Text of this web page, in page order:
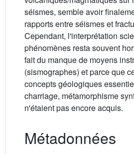
séismes, semble avoir
rapports entre séismes et
Cependant, l'interprétation
phénomènes resta souvent
fait du manque de moyens
(sismographes) et parce que
concepts géologiques
charriage, métamorphisme
n'étaient pas encore acquis.
Métadonnées